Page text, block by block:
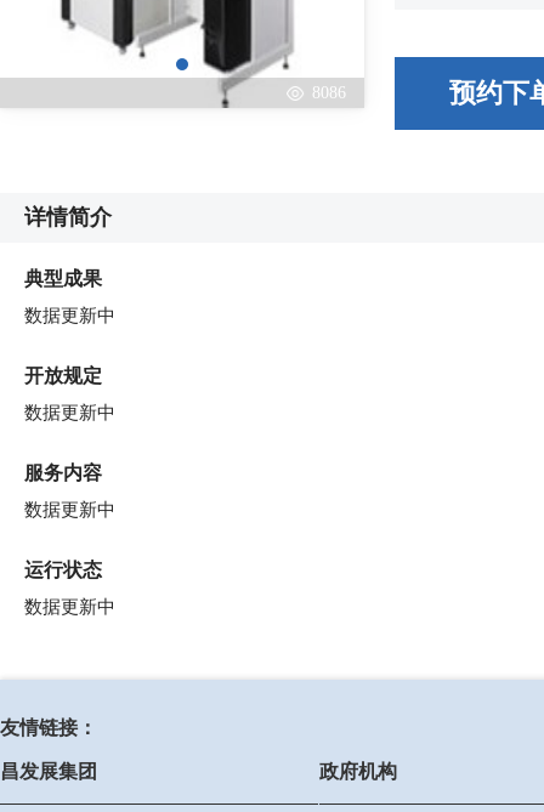
8086 预约下
详情简介
典型成果
数据更新中
开放规定
数据更新中
服务内容
数据更新中
运行状态
数据更新中
友情链接：
昌发展集团 政府机构